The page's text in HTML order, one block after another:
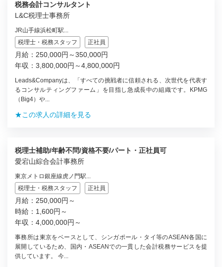
税務会計コンサルタント
L&C税理士事務所
JR山手線浜松町駅...
税理士・税務スタッフ
正社員
月給：250,000円～350,000円
年収：3,800,000円～4,800,000円
Leads&Companyは、「すべての挑戦者に信頼される、次世代を代表す
るコンサルティングファーム」を目指し急成長中の組織です。KPMG
（Big4）や...
★この求人の詳細を見る
税理士補助/年齢不問/資格不要/パート・正社員可
愛宕山綜合会計事務所
東京メトロ銀座線虎ノ門駅...
税理士・税務スタッフ
正社員
月給：250,000円～
時給：1,600円～
年収：4,000,000円～
事務所は東京をベースとして、シンガポール・タイ等のASEAN各国に
展開しているため、国内・ASEANでの一貫した会計税務サービスを提
供しています。 今...